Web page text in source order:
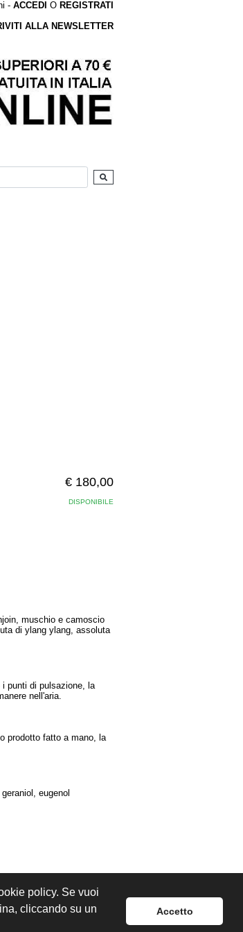
policy. Se vuoi
cliccando su un
Accetto
- ACCEDI O REGISTRATI
ALLA NEWSLETTER
€ 180,00
DISPONIBILE
muschio e camoscio
di ylang ylang, assoluta
punti di pulsazione, la
nell'aria.
prodotto fatto a mano, la
eugenol